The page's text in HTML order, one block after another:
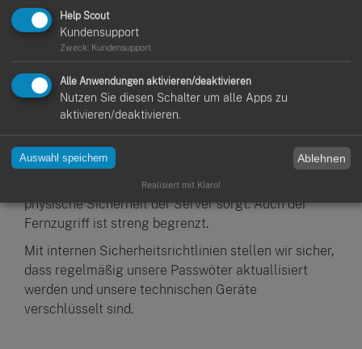
Wer hat Zugriff?
alle Anforderungen und Ansichten der Plattform. So
können Mitarbeiter nur auf Funktionen zugreifen die
werden in einem streng überwachten
Rechenzentrum von AWS gehostet, in dem
professionell ausgebildetes Personal für die
physische Sicherheit der Server sorgt. Auch der
Fernzugriff ist streng begrenzt.
Mit internen Sicherheitsrichtlinien stellen wir sicher,
dass regelmäßig unsere Passwöter aktuallisiert
werden und unsere technischen Geräte
verschlüsselt sind.
Help Scout
Kundensupport
Zweck: Kundensupport
Alle Anwendungen aktivieren/deaktivieren
Nutzen Sie diesen Schalter um alle Apps zu
aktivieren/deaktivieren.
Auswahl speichern Ablehnen
Realisiert mit Klaro!